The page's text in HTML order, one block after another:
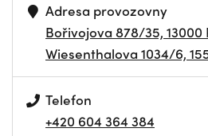
Adresa provozovny
Bořivojova 878/35, 13000
Wiesenthalova 1034/6,
Telefon
+420 604 364 384